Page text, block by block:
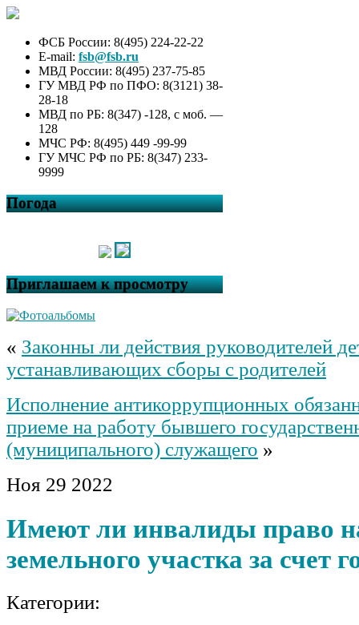
ФСБ России: 8(495) 224-22-22
E-mail: fsb@fsb.ru
МВД России: 8(495) 237-75-85
ГУ МВД РФ по ПФО: 8(3121) 38-
28-18
МВД по РБ: 8(347) -128, с моб. —
128
МЧС РФ: 8(495) 449 -99-99
ГУ МЧС РФ по РБ: 8(347) 233-
9999
Погода
Приглашаем к просмотру
« Законны ли действия руководителей
устанавливающих сборы с родителей
Исполнение антикоррупционных
приеме на работу бывшего
(муниципального) служащего »
Ноя 29 2022
Имеют ли инвалиды право
земельного участка за счет
Категории: